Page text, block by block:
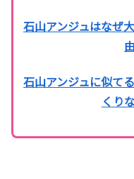
石山アンジュはなぜ
石山アンジュに似て
くり